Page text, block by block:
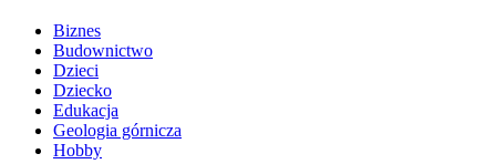
Biznes
Budownictwo
Dzieci
Dziecko
Edukacja
Geologia górnicza
Hobby